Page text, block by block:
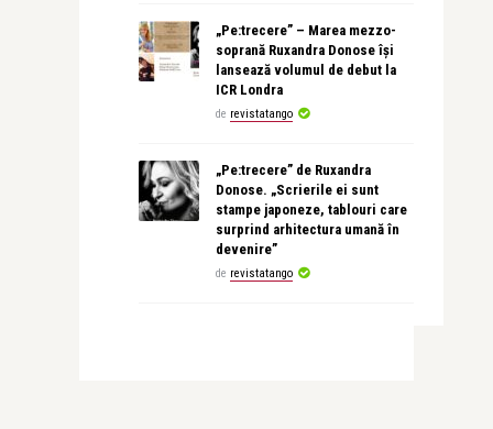
„Pe:trecere” – Marea mezzo-
soprană Ruxandra Donose își
lansează volumul de debut la
ICR Londra
de revistatango
„Pe:trecere” de Ruxandra
Donose. „Scrierile ei sunt
stampe japoneze, tablouri care
surprind arhitectura umană în
devenire”
de revistatango